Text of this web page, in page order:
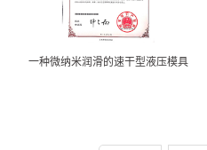
一种微纳米润滑的速干型液压模具